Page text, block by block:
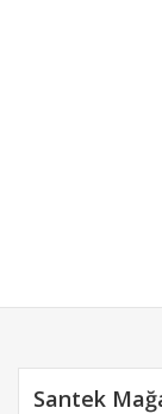
Ürün
Ürün
Bu
Santek